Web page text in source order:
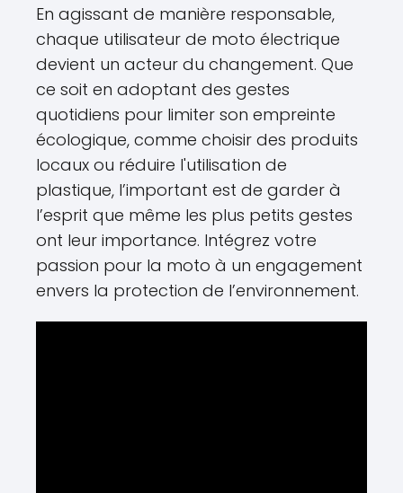
En agissant de manière responsable,
chaque utilisateur de moto électrique
devient un acteur du changement. Que
ce soit en adoptant des gestes
quotidiens pour limiter son empreinte
écologique, comme choisir des produits
locaux ou réduire l'utilisation de
plastique, l’important est de garder à
l’esprit que même les plus petits gestes
ont leur importance. Intégrez votre
passion pour la moto à un engagement
envers la protection de l’environnement.